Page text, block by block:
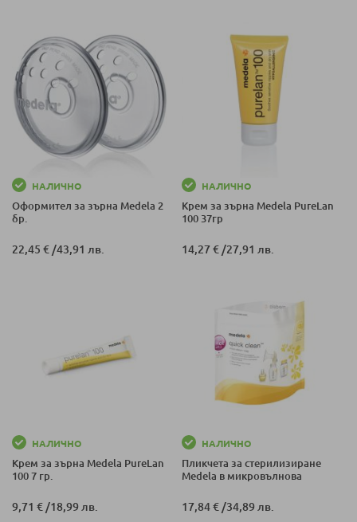
НАЛИЧНО
Оформител за зърна Medela 2
бр.
22,45 € /43,91 лв.
НАЛИЧНО
Крем за зърна Medela PureLan
100 37гр
14,27 € /27,91 лв.
НАЛИЧНО
Крем за зърна Medela PureLan
100 7 гр.
9,71 € /18,99 лв.
НАЛИЧНО
Пликчета за стерилизиране
Medela в микровълнова
17,84 € /34,89 лв.